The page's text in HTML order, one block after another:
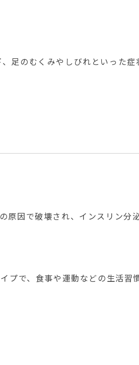
足のむくみやしびれといった
因で破壊され、インスリン分
で、食事や運動などの生活習